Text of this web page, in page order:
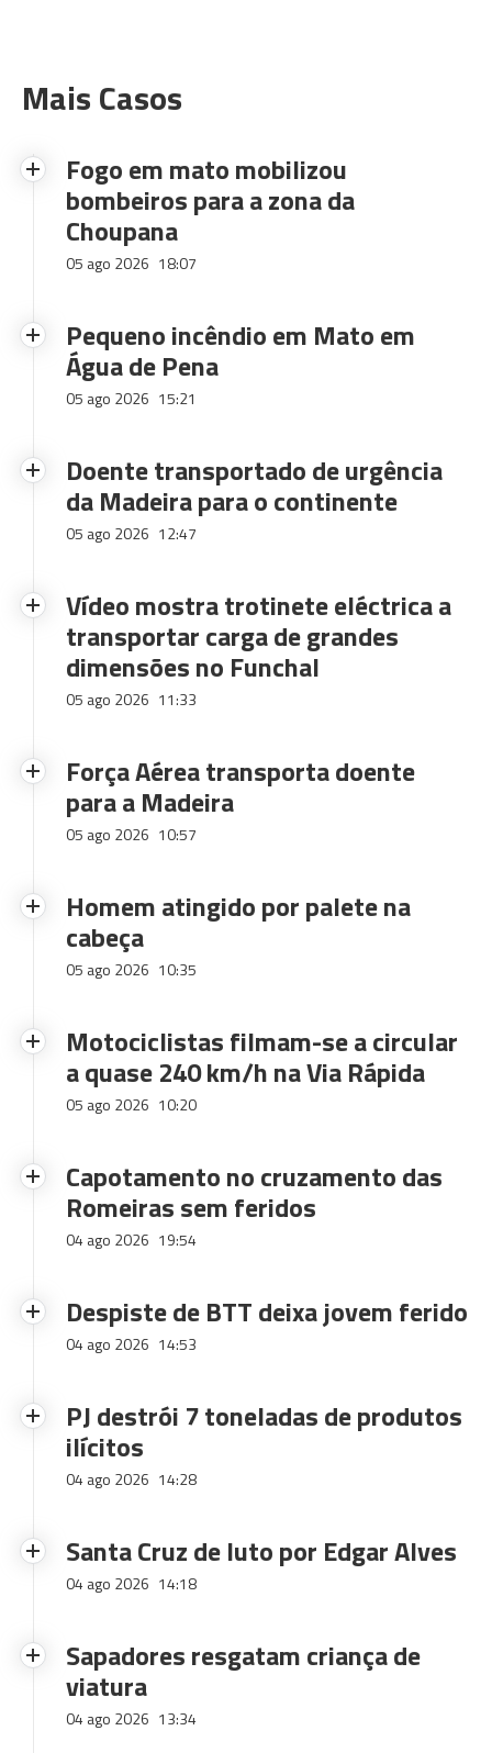
Mais Casos
Fogo em mato mobilizou
bombeiros para a zona da
Choupana
05 ago 2026 18:07
Pequeno incêndio em Mato em
Água de Pena
05 ago 2026 15:21
Doente transportado de urgência
da Madeira para o continente
05 ago 2026 12:47
Vídeo mostra trotinete eléctrica a
transportar carga de grandes
dimensões no Funchal
05 ago 2026 11:33
Força Aérea transporta doente
para a Madeira
05 ago 2026 10:57
Homem atingido por palete na
cabeça
05 ago 2026 10:35
Motociclistas filmam-se a circular
a quase 240 km/h na Via Rápida
05 ago 2026 10:20
Capotamento no cruzamento das
Romeiras sem feridos
04 ago 2026 19:54
Despiste de BTT deixa jovem ferido
04 ago 2026 14:53
PJ destrói 7 toneladas de produtos
ilícitos
04 ago 2026 14:28
Santa Cruz de luto por Edgar Alves
04 ago 2026 14:18
Sapadores resgatam criança de
viatura
04 ago 2026 13:34